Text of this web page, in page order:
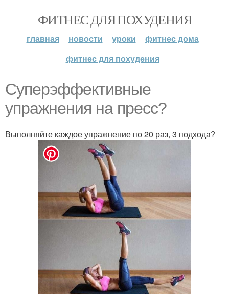
ФИТНЕС ДЛЯ ПОХУДЕНИЯ
главная новости уроки
фитнес дома
фитнес для похудения
Суперэффективные
упражнения на пресс?
Выполняйте каждое упражнение по 20 раз, 3 подхода?